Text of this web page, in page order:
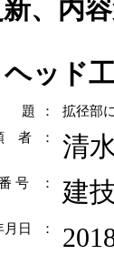
新、内
ッド
：
拡径部
者
： 清
号 ： 建
日 ：